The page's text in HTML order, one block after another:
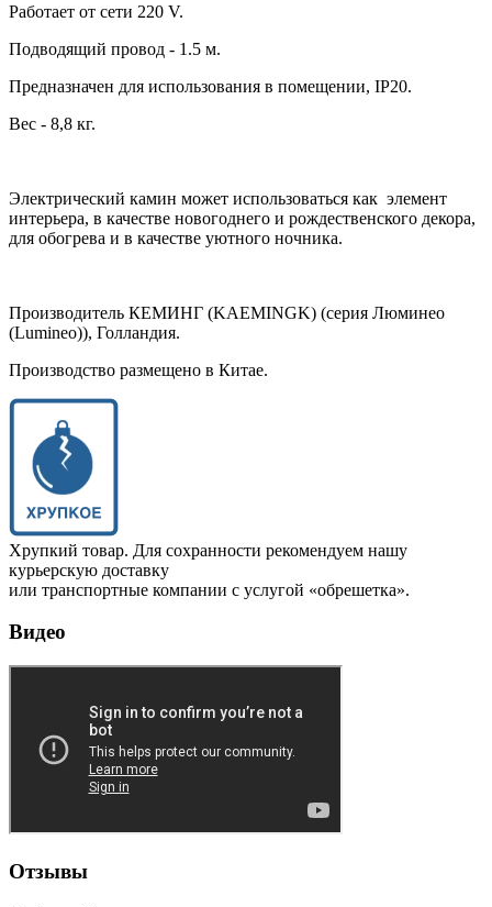
Работает от сети 220 V.
Подводящий провод - 1.5 м.
Предназначен для использования в помещении, IP20.
Вес - 8,8 кг.
Электрический камин может использоваться как элемент
интерьера, в качестве новогоднего и рождественского декора,
для обогрева и в качестве уютного ночника.
Производитель КЕМИНГ (KAEMINGK) (серия Люминео
(Lumineo)), Голландия.
Производство размещено в Китае.
Хрупкий товар. Для сохранности рекомендуем нашу
курьерскую доставку
или транспортные компании с услугой «обрешетка».
Видео
Отзывы